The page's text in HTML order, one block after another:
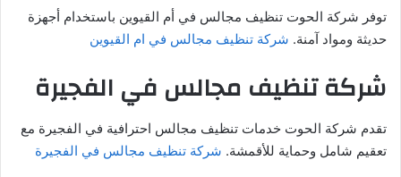
توفر شركة الحوت تنظيف مجالس في أم القيوين باستخدام أجهزة
حديثة ومواد آمنة. شركة تنظيف مجالس في ام القيوين
شركة تنظيف مجالس في الفجيرة
تقدم شركة الحوت خدمات تنظيف مجالس احترافية في الفجيرة مع
تعقيم شامل وحماية للأقمشة. شركة تنظيف مجالس في الفجيرة